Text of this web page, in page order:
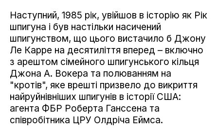
Наступний, 1985 рік, увійшов в історію як Рік
шпигуна і був настільки насичений
шпигунством, що цього вистачило б Джону
Ле Карре на десятиліття вперед – включно
з арештом сімейного шпигунського кільця
Джона А. Вокера та полюванням на
"кротів", яке врешті призвело до викриття
найруйнівніших шпигунів в історії США:
агента ФБР Роберта Ганссена та
співробітника ЦРУ Олдріча Еймса.